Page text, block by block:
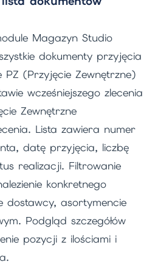
Magazyn Studio
dokumenty przyjęcia
(Przyjęcie Zewnętrzne)
wcześniejszego zlecenia
Zewnętrzne
Lista zawiera numer
datę przyjęcia, liczbę
realizacji. Filtrowanie
konkretnego
dostawcy, asortymencie
Podgląd szczegółów
pozycji z ilościami i